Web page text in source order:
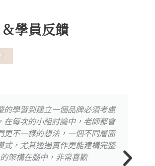
學員反饋
的學習到建立一個品牌必須考慮
在每次的小組討論中，老師都會
更不一樣的想法，一個不同層面
式，尤其透過實作更能建構完整
的架構在腦中，非常喜歡